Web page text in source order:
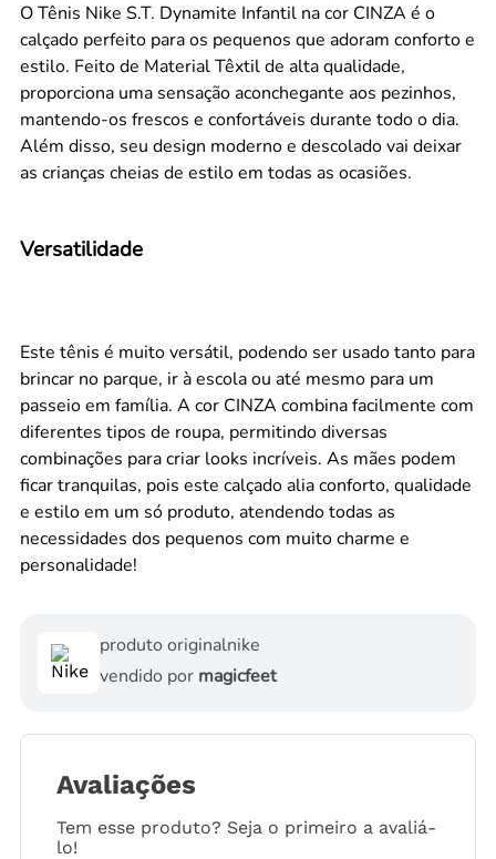
O Tênis Nike S.T. Dynamite Infantil na cor CINZA é o
calçado perfeito para os pequenos que adoram conforto e
estilo. Feito de Material Têxtil de alta qualidade,
proporciona uma sensação aconchegante aos pezinhos,
mantendo-os frescos e confortáveis durante todo o dia.
Além disso, seu design moderno e descolado vai deixar
as crianças cheias de estilo em todas as ocasiões.
Versatilidade
Este tênis é muito versátil, podendo ser usado tanto para
brincar no parque, ir à escola ou até mesmo para um
passeio em família. A cor CINZA combina facilmente com
diferentes tipos de roupa, permitindo diversas
combinações para criar looks incríveis. As mães podem
ficar tranquilas, pois este calçado alia conforto, qualidade
e estilo em um só produto, atendendo todas as
necessidades dos pequenos com muito charme e
personalidade!
produto originalnike
vendido por magicfeet
Avaliações
Tem esse produto? Seja o primeiro a avaliá-
lo!